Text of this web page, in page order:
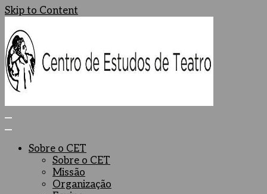
Skip to Content
Sobre o CET
Sobre o CET
Missão
Organização